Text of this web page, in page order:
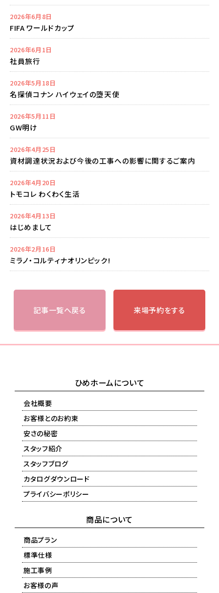
2026年6月8日
FIFA ワールドカップ
2026年6月1日
社員旅行
2026年5月18日
名探偵コナン ハイウェイの堕天使
2026年5月11日
GW明け
2026年4月25日
資材調達状況および今後の工事への影響に関するご案内
2026年4月20日
トモコレ わくわく生活
2026年4月13日
はじめまして
2026年2月16日
ミラノ・コルティナオリンピック!
記事一覧へ戻る 来場予約をする
ひめホームについて
会社概要
お客様とのお約束
安さの秘密
スタッフ紹介
スタッフブログ
カタログダウンロード
プライバシーポリシー
商品について
商品プラン
標準仕様
施工事例
お客様の声